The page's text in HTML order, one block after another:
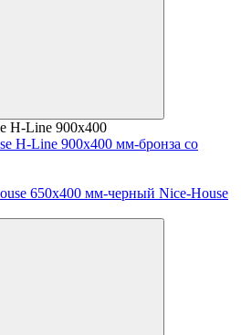
H-Line 900x400
H-Line 900x400 мм-бронза со